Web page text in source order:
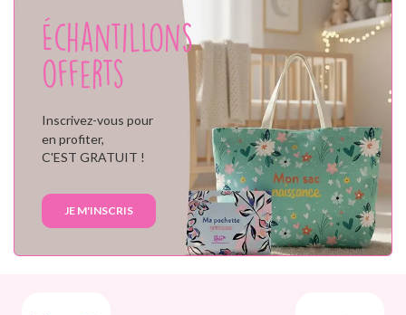
Échantillons
offerts
Inscrivez-vous pour
en profiter,
C'EST GRATUIT !
JE M'INSCRIS